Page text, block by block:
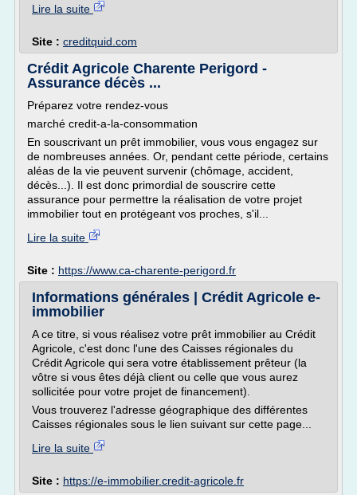
Lire la suite
Site : creditquid.com
Crédit Agricole Charente Perigord -
Assurance décès ...
Préparez votre rendez-vous
marché credit-a-la-consommation
En souscrivant un prêt immobilier, vous vous engagez sur
de nombreuses années. Or, pendant cette période, certains
aléas de la vie peuvent survenir (chômage, accident,
décès...). Il est donc primordial de souscrire cette
assurance pour permettre la réalisation de votre projet
immobilier tout en protégeant vos proches, s'il...
Lire la suite
Site : https://www.ca-charente-perigord.fr
Informations générales | Crédit Agricole e-
immobilier
A ce titre, si vous réalisez votre prêt immobilier au Crédit
Agricole, c'est donc l'une des Caisses régionales du
Crédit Agricole qui sera votre établissement prêteur (la
vôtre si vous êtes déjà client ou celle que vous aurez
sollicitée pour votre projet de financement).
Vous trouverez l'adresse géographique des différentes
Caisses régionales sous le lien suivant sur cette page...
Lire la suite
Site : https://e-immobilier.credit-agricole.fr